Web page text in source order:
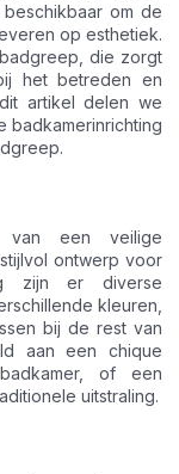
om de
op esthetiek.
die zorgt
het betreden en
artikel delen we
badkamerinrichting
van een veilige
ontwerp voor
zijn er diverse
kleuren,
bij de rest van
aan een chique
of een
uitstraling.